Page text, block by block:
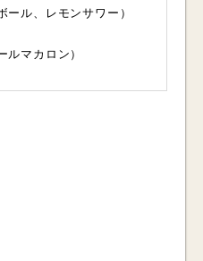
ール、レモンサワー）
ルマカロン）